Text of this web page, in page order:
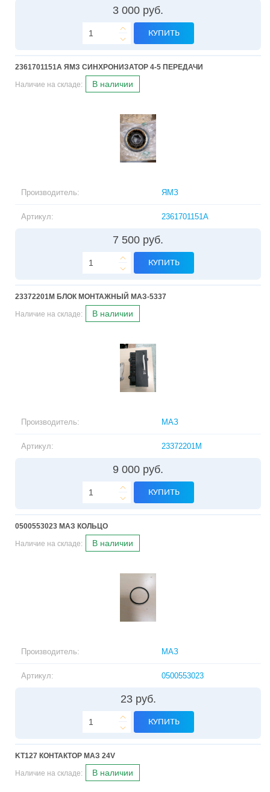
3 000 руб.
КУПИТЬ
2361701151A ЯМЗ СИНХРОНИЗАТОР 4-5 ПЕРЕДАЧИ
Наличие на складе: В наличии
Производитель: ЯМЗ
Артикул: 2361701151A
7 500 руб.
КУПИТЬ
23372201М БЛОК МОНТАЖНЫЙ МАЗ-5337
Наличие на складе: В наличии
Производитель: МАЗ
Артикул: 23372201М
9 000 руб.
КУПИТЬ
0500553023 МАЗ КОЛЬЦО
Наличие на складе: В наличии
Производитель: МАЗ
Артикул: 0500553023
23 руб.
КУПИТЬ
KT127 КОНТАКТОР МАЗ 24V
Наличие на складе: В наличии